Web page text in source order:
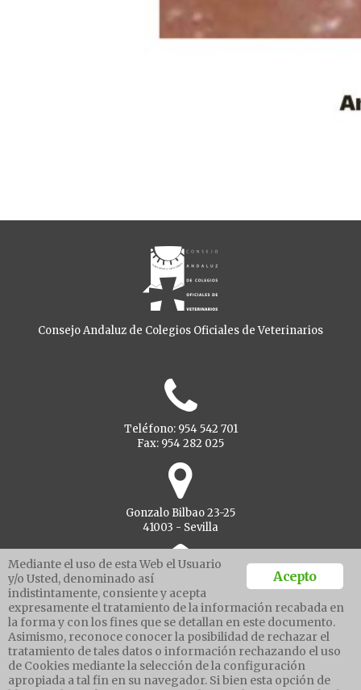
Consejo Andaluz de Colegios Oficiales de Veterinarios
Teléfono: 954 542 701
Fax: 954 282 025
Gonzalo Bilbao 23-25
41003 - Sevilla
Ventanilla unica
Aviso legal
Política de protección de datos
Política cookies
Acepto
Mediante el uso de esta Web el Usuario
y/o Usted, denominado así
indistintamente, consiente y acepta
expresamente el tratamiento de la información recabada en
la forma y con los fines que se detallan en este documento.
Asimismo, reconoce conocer la posibilidad de rechazar el
tratamiento de tales datos o información rechazando el uso
de Cookies mediante la selección de la configuración
apropiada a tal fin en su navegador. Si bien esta opción de